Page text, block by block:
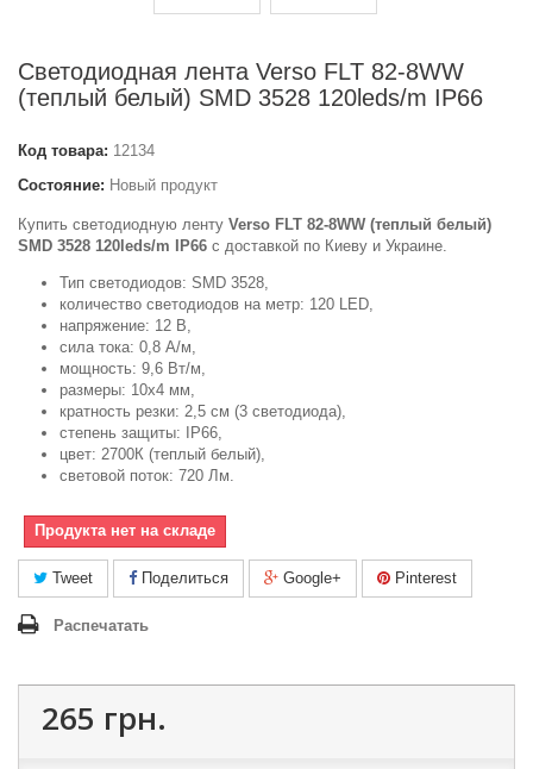
Светодиодная лента Verso FLT 82-8WW
(теплый белый) SMD 3528 120leds/m IP66
Код товара: 12134
Состояние: Новый продукт
Купить светодиодную ленту Verso FLT 82-8WW (теплый белый)
SMD 3528 120leds/m IP66 с доставкой по Киеву и Украине.
Тип светодиодов: SMD 3528,
количество светодиодов на метр: 120 LED,
напряжение: 12 В,
сила тока: 0,8 А/м,
мощность: 9,6 Вт/м,
размеры: 10x4 мм,
кратность резки: 2,5 см (3 светодиода),
степень защиты: IP66,
цвет: 2700К (теплый белый),
световой поток: 720 Лм.
Продукта нет на складе
Tweet Поделиться Google+ Pinterest
Распечатать
265 грн.